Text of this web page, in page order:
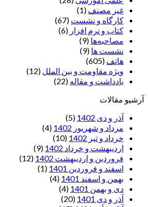
غير مصنف (1)
کارگاه و نشست (67)
کتاب و نرم افزار (6)
مصاحبه‌ها (9)
نشست ها (9)
هاتف (605)
ویژه مقاومت و بین الملل (12)
یادداشت‌ و مقاله (22)
آرشیو مقالات
آذر و دی 1402
(5)
مرداد و شهریور 1402
(4)
خرداد و تیر 1402
(10)
اردیبهشت و خرداد 1402
(9)
فروردین و اردیبهشت 1402
(12)
اسفند و فروردین 1401
(1)
بهمن و اسفند 1401
(4)
دی و بهمن 1401
(4)
آذر و دی 1401
(20)